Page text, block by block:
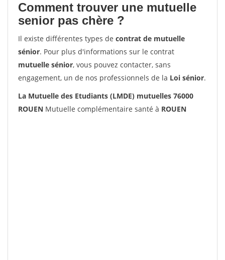
Comment trouver une mutuelle
senior pas chère ?
Il existe différentes types de contrat de mutuelle
sénior. Pour plus d'informations sur le contrat
mutuelle sénior, vous pouvez contacter, sans
engagement, un de nos professionnels de la Loi sénior.
La Mutuelle des Etudiants (LMDE) mutuelles 76000
ROUEN Mutuelle complémentaire santé à ROUEN